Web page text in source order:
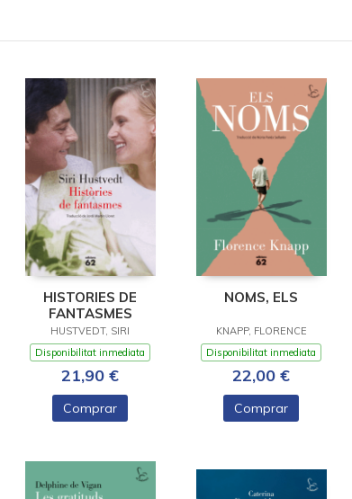
HISTORIES DE
FANTASMES
HUSTVEDT, SIRI
Disponibilitat inmediata
21,90 €
Comprar
NOMS, ELS
KNAPP, FLORENCE
Disponibilitat inmediata
22,00 €
Comprar